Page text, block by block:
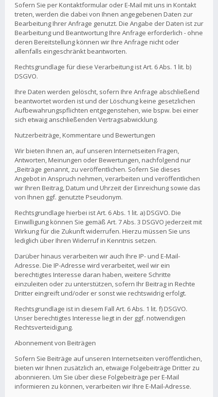
Sofern Sie per Kontaktformular oder E-Mail mit uns in Kontakt
treten, werden die dabei von Ihnen angegebenen Daten zur
Bearbeitung Ihrer Anfrage genutzt. Die Angabe der Daten ist zur
Bearbeitung und Beantwortung Ihre Anfrage erforderlich - ohne
deren Bereitstellung können wir Ihre Anfrage nicht oder
allenfalls eingeschränkt beantworten.
Rechtsgrundlage für diese Verarbeitung ist Art. 6 Abs. 1 lit. b)
DSGVO.
Ihre Daten werden gelöscht, sofern Ihre Anfrage abschließend
beantwortet worden ist und der Löschung keine gesetzlichen
Aufbewahrungspflichten entgegenstehen, wie bspw. bei einer
sich etwaig anschließenden Vertragsabwicklung.
Nutzerbeiträge, Kommentare und Bewertungen
Wir bieten Ihnen an, auf unseren Internetseiten Fragen,
Antworten, Meinungen oder Bewertungen, nachfolgend nur
„Beiträge genannt, zu veröffentlichen. Sofern Sie dieses
Angebot in Anspruch nehmen, verarbeiten und veröffentlichen
wir Ihren Beitrag, Datum und Uhrzeit der Einreichung sowie das
von Ihnen ggf. genutzte Pseudonym.
Rechtsgrundlage hierbei ist Art. 6 Abs. 1 lit. a) DSGVO. Die
Einwilligung können Sie gemäß Art. 7 Abs. 3 DSGVO jederzeit mit
Wirkung für die Zukunft widerrufen. Hierzu müssen Sie uns
lediglich über Ihren Widerruf in Kenntnis setzen.
Darüber hinaus verarbeiten wir auch Ihre IP- und E-Mail-
Adresse. Die IP-Adresse wird verarbeitet, weil wir ein
berechtigtes Interesse daran haben, weitere Schritte
einzuleiten oder zu unterstützen, sofern Ihr Beitrag in Rechte
Dritter eingreift und/oder er sonst wie rechtswidrig erfolgt.
Rechtsgrundlage ist in diesem Fall Art. 6 Abs. 1 lit. f) DSGVO.
Unser berechtigtes Interesse liegt in der ggf. notwendigen
Rechtsverteidigung.
Abonnement von Beiträgen
Sofern Sie Beiträge auf unseren Internetseiten veröffentlichen,
bieten wir Ihnen zusätzlich an, etwaige Folgebeiträge Dritter zu
abonnieren. Um Sie über diese Folgebeiträge per E-Mail
informieren zu können, verarbeiten wir Ihre E-Mail-Adresse.